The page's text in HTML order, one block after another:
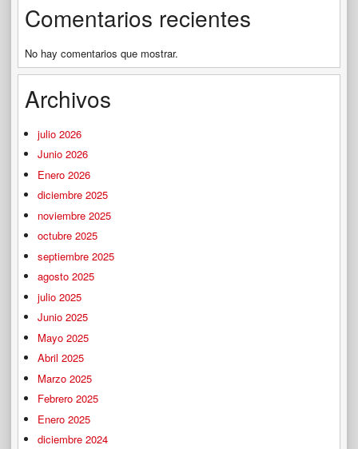
Comentarios recientes
No hay comentarios que mostrar.
Archivos
julio 2026
Junio 2026
Enero 2026
diciembre 2025
noviembre 2025
octubre 2025
septiembre 2025
agosto 2025
julio 2025
Junio 2025
Mayo 2025
Abril 2025
Marzo 2025
Febrero 2025
Enero 2025
diciembre 2024